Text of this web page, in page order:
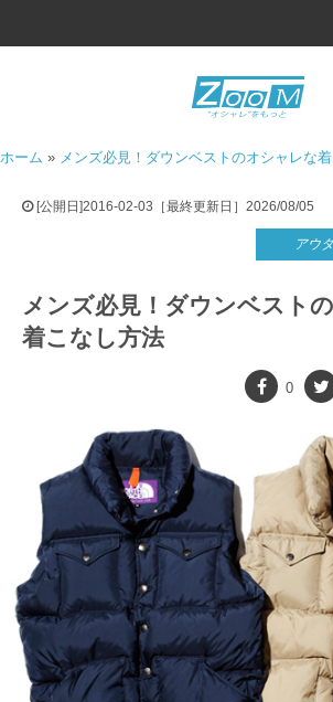
ホーム » メンズ必見！ダウンベストのオシャレな
[公開日]2016-02-03［最終更新日］2026/08/05
アウ
メンズ必見！ダウンベスト
着こなし方法
0